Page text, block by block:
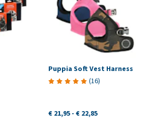
Puppia Soft Vest Harness
(16)
€ 21,95 - € 22,85